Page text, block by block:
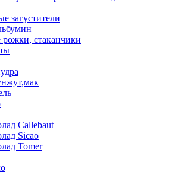
загустители
стаканчики
Callebaut
Sicao
Tomer